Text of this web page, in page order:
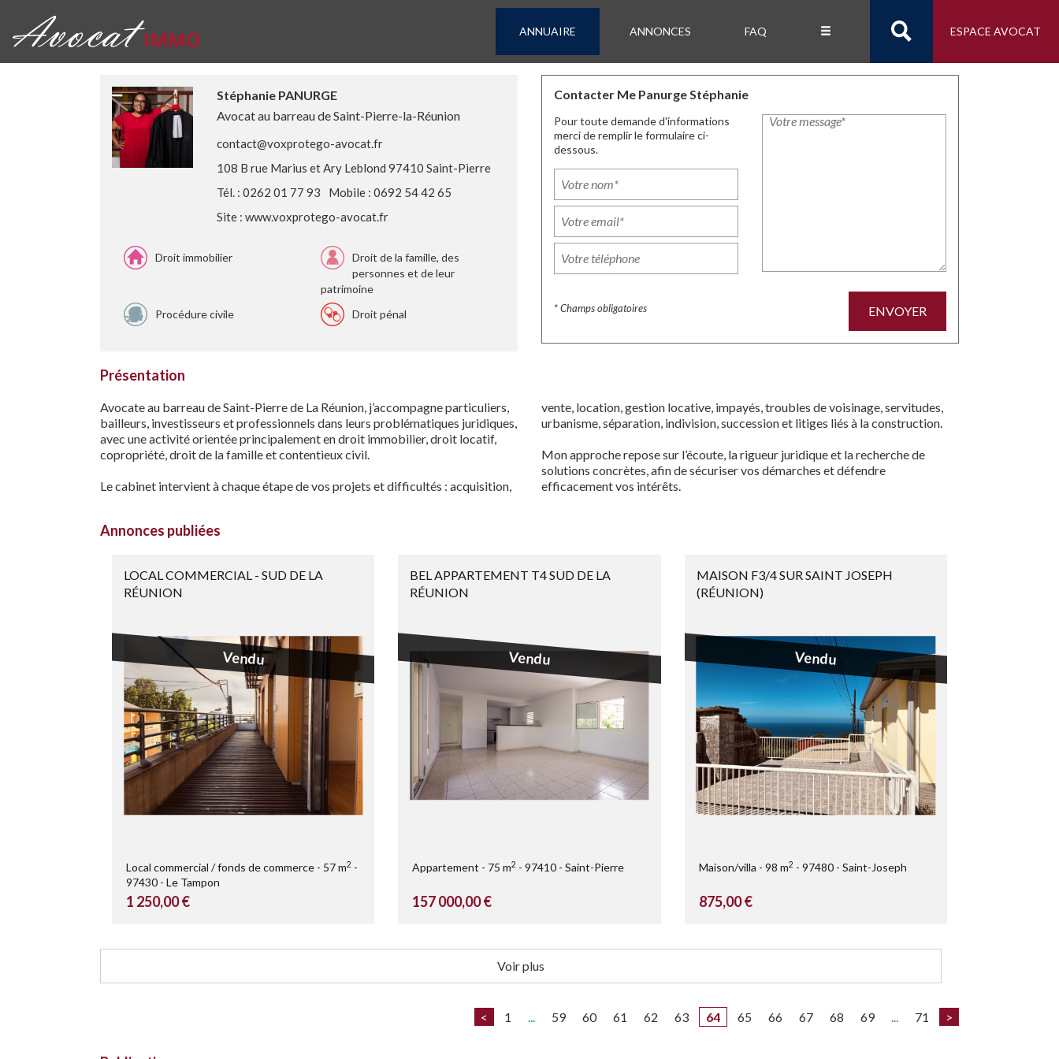
ANNUAIRE ANNONCES FAQ ESPACE AVOCAT
Stéphanie PANURGE
Avocat au barreau de Saint-Pierre-la-Réunion
contact@voxprotego-avocat.fr
108 B rue Marius et Ary Leblond 97410 Saint-Pierre
Tél. : 0262 01 77 93
Mobile : 0692 54 42 65
Site : www.voxprotego-avocat.fr
Droit immobilier
Droit de la famille, des
personnes et de leur
patrimoine
Procédure civile
Droit pénal
Contacter Me Panurge Stéphanie
Pour toute demande d'informations
merci de remplir le formulaire ci-
dessous.
* Champs obligatoires ENVOYER
Présentation
Avocate au barreau de Saint-Pierre de La Réunion, j’accompagne particuliers,
bailleurs, investisseurs et professionnels dans leurs problématiques juridiques,
avec une activité orientée principalement en droit immobilier, droit locatif,
copropriété, droit de la famille et contentieux civil.
Le cabinet intervient à chaque étape de vos projets et difficultés : acquisition,
vente, location, gestion locative, impayés, troubles de voisinage, servitudes,
urbanisme, séparation, indivision, succession et litiges liés à la construction.
Mon approche repose sur l’écoute, la rigueur juridique et la recherche de
solutions concrètes, afin de sécuriser vos démarches et défendre
efficacement vos intérêts.
Annonces publiées
LOCAL COMMERCIAL - SUD DE LA
RÉUNION
Vendu
Local commercial / fonds de commerce 57 m2
97430 Le Tampon
1 250,00 €
BEL APPARTEMENT T4 SUD DE LA
RÉUNION
Vendu
Appartement 75 m2 97410 Saint-Pierre
157 000,00 €
MAISON F3/4 SUR SAINT JOSEPH
(RÉUNION)
Vendu
Maison/villa 98 m2 97480 Saint-Joseph
875,00 €
Voir plus
< 1 ... 59 60 61 62 63 64 65 66 67 68 69 ... 71 >